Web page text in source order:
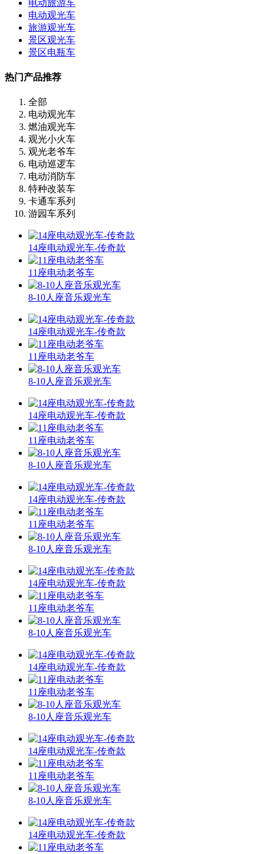
电动旅游车
电动观光车
旅游观光车
景区观光车
景区电瓶车
热门产品推荐
全部
电动观光车
燃油观光车
观光小火车
观光老爷车
电动巡逻车
电动消防车
特种改装车
卡通车系列
游园车系列
14座电动观光车-传奇款
11座电动老爷车
8-10人座音乐观光车
14座电动观光车-传奇款
11座电动老爷车
8-10人座音乐观光车
14座电动观光车-传奇款
11座电动老爷车
8-10人座音乐观光车
14座电动观光车-传奇款
11座电动老爷车
8-10人座音乐观光车
14座电动观光车-传奇款
11座电动老爷车
8-10人座音乐观光车
14座电动观光车-传奇款
11座电动老爷车
8-10人座音乐观光车
14座电动观光车-传奇款
11座电动老爷车
8-10人座音乐观光车
14座电动观光车-传奇款